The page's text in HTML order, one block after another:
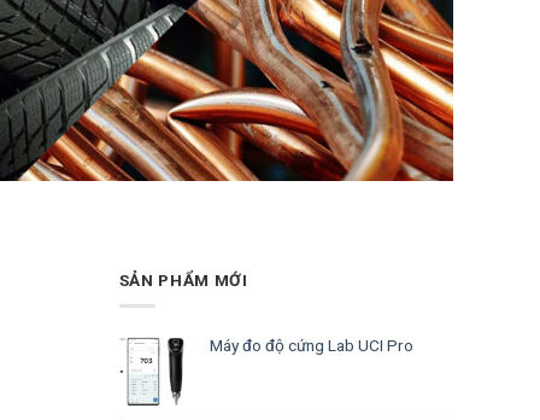
SẢN PHẨM MỚI
Máy đo độ cứng Lab UCI Pro